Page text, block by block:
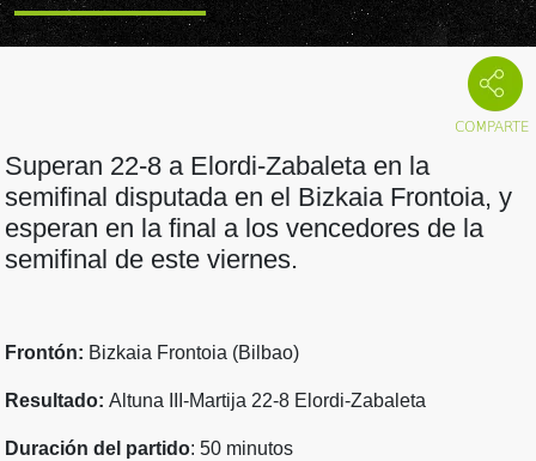
Superan 22-8 a Elordi-Zabaleta en la
semifinal disputada en el Bizkaia Frontoia, y
esperan en la final a los vencedores de la
semifinal de este viernes.
Frontón: Bizkaia Frontoia (Bilbao)
Resultado: Altuna III-Martija 22-8 Elordi-Zabaleta
Duración del partido: 50 minutos